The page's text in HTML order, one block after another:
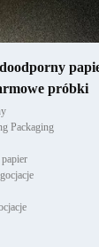
próbki
Packaging